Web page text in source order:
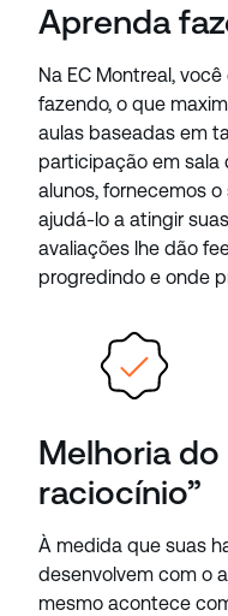
Aprenda
Na EC Montreal,
fazendo, o que
aulas baseadas em
participação em sala
alunos, fornecemos
ajudá-lo a atingir
avaliações lhe dão
progredindo e onde
Melhoria
raciocínio”
À medida que suas
desenvolvem com o
mesmo acontece